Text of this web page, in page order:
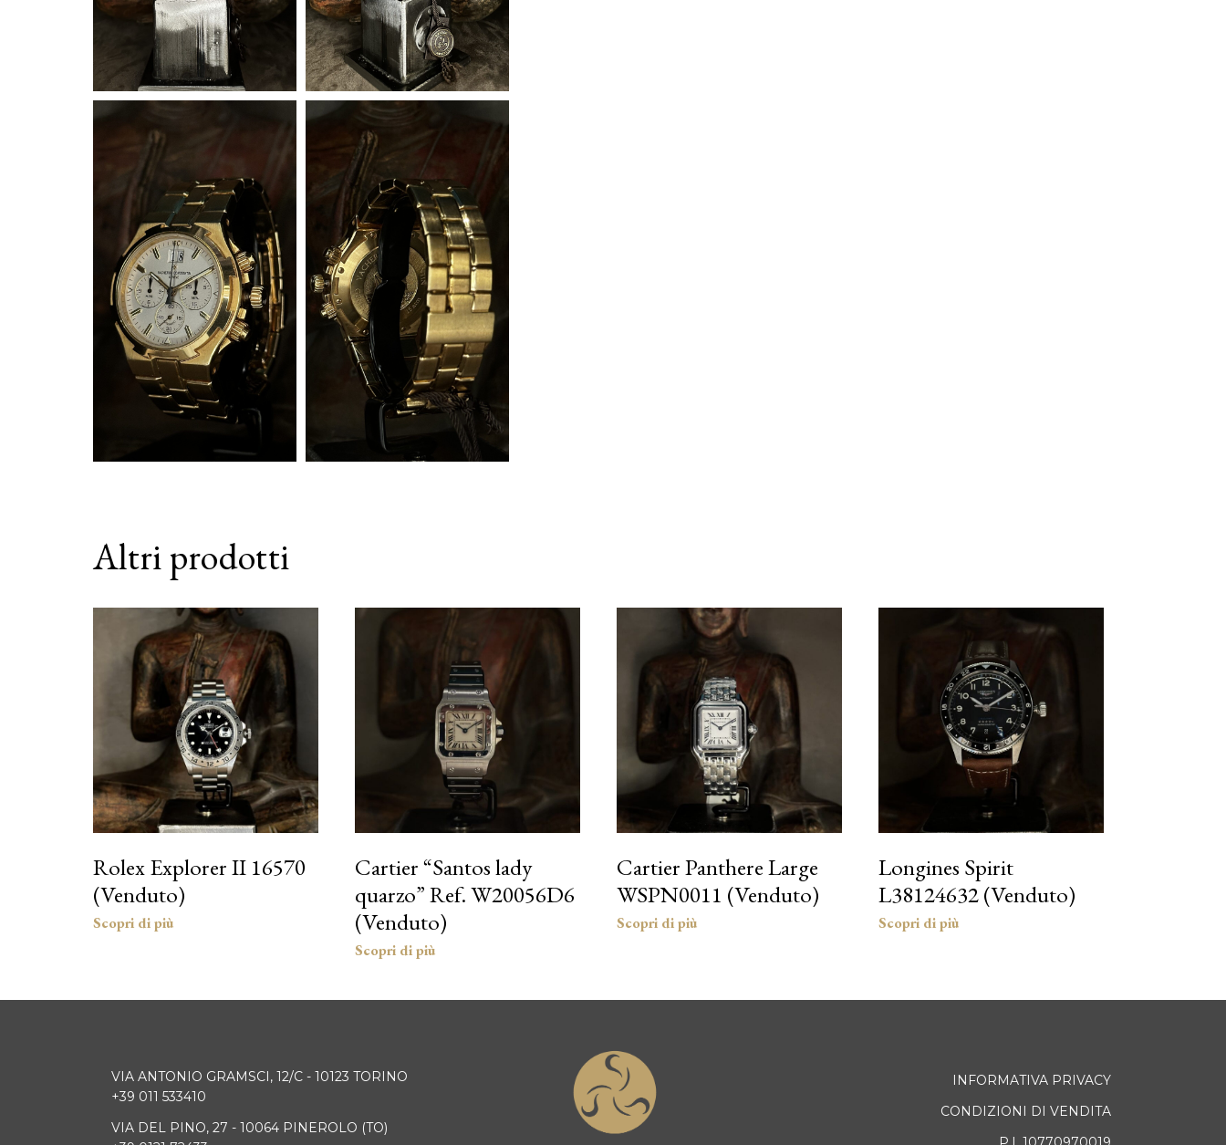
Altri prodotti
Rolex Explorer II 16570
(Venduto)
Cartier “Santos lady
quarzo” Ref. W20056D6
(Venduto)
Cartier Panthere Large
WSPN0011 (Venduto)
Longines Spirit
L38124632 (Venduto)
VIA ANTONIO GRAMSCI, 12/C - 10123 TORINO
+39 011 533410
VIA DEL PINO, 27 - 10064 PINEROLO (TO)
INFORMATIVA PRIVACY
CONDIZIONI DI VENDITA